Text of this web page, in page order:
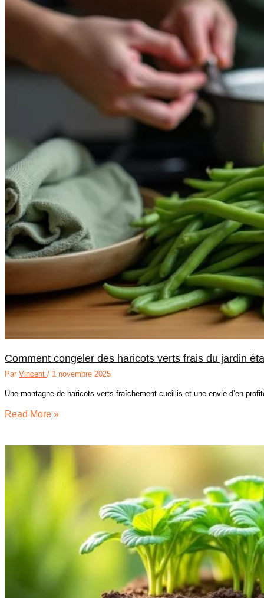
Comment congeler des haricots verts frais du jardin
Par Vincent / 1 novembre 2025
Une montagne de haricots verts fraîchement cueillis et une envie d’en
Read More »